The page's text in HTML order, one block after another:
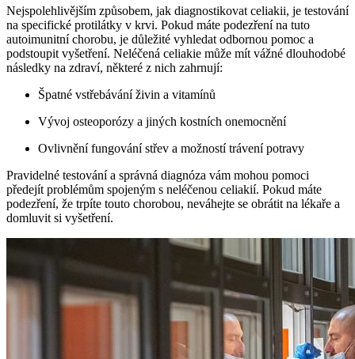
Nejspolehlivějším způsobem,⁤ jak⁢ diagnostikovat celiakii, je​ testování
na specifické protilátky v‌ krvi. ‍Pokud máte podezření na tuto
autoimunitní chorobu, je důležité vyhledat odbornou pomoc a
podstoupit vyšetření. Neléčená celiakie může ⁣mít vážné dlouhodobé
následky na zdraví, některé⁤ z nich‍ zahrnují:
Špatné vstřebávání ‍živin a vitamínů
Vývoj osteoporózy a jiných kostních onemocnění
Ovlivnění fungování střev⁣ a možností ⁤trávení potravy
Pravidelné testování a⁤ správná diagnóza vám mohou pomoci
předejít problémům spojeným s neléčenou celiakií.⁤ Pokud‍ máte
‍podezření, že trpíte touto chorobou, neváhejte se obrátit na⁢ lékaře a
domluvit ‌si vyšetření.